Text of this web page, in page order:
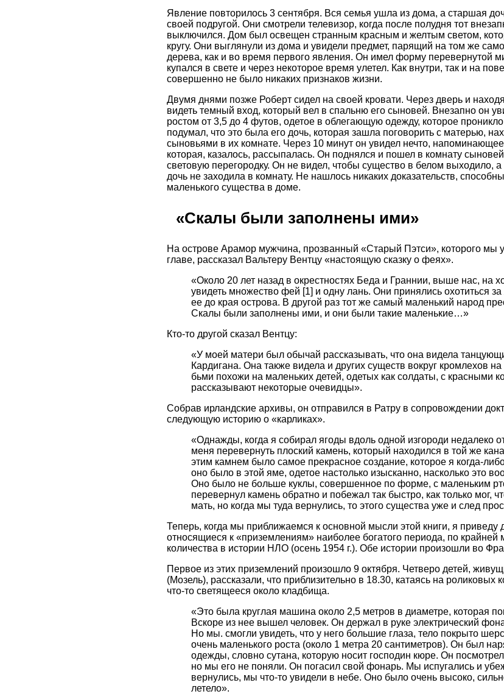
Явление повторилось 3 сентября. Вся семья ушла из дома, а старшая
своей подругой. Они смотрели телевизор, когда после полудня тот
выключился. Дом был освещен странным красным и желтым светом,
кругу. Они выглянули из дома и увидели предмет, парящий на том же
дерева, как и во время первого явления. Он имел форму перевернутой
купался в свете и через некоторое время улетел. Как внутри, так и на
совершенно не было никаких признаков жизни.
Двумя днями позже Роберт сидел на своей кровати. Через дверь и
видеть темный вход, который вел в спальню его сыновей. Внезапно он
ростом от 3,5 до 4 футов, одетое в облегающую одежду, которое
подумал, что это была его дочь, которая зашла поговорить с матерью,
сыновьями в их комнате. Через 10 минут он увидел нечто, напоминающее
которая, казалось, рассыпалась. Он поднялся и пошел в комнату
световую перегородку. Он не видел, чтобы существо в белом выходило, а
дочь не заходила в комнату. Не нашлось никаких доказательств,
маленького существа в доме.
«Скалы были заполнены ими»
На острове Арамор мужчина, прозванный «Старый Пэтси», которого мы
главе, рассказал Вальтеру Вентцу «настоящую сказку о феях».
«Около 20 лет назад в окрестностях Беда и Граннии, выше нас, на
увидеть множество фей [1] и одну лань. Они принялись охотиться
ее до края острова. В другой раз тот же самый маленький народ
Скалы были заполнены ими, и они были такие маленькие…»
Кто-то другой сказал Вентцу:
«У моей матери был обычай рассказывать, что она видела
Кардигана. Она также видела и других существ вокруг кромлехов
бьми похожи на маленьких детей, одетых как солдаты, с красными
рассказывают некоторые очевидцы».
Собрав ирландские архивы, он отправился в Ратру в сопровождении
следующую историю о «карликах».
«Однажды, когда я собирал ягоды вдоль одной изгороди недалеко
меня перевернуть плоский камень, который находился в той же
этим камнем было самое прекрасное создание, которое я когда-
оно было в этой яме, одетое настолько изысканно, насколько это
Оно было не больше куклы, совершенное по форме, с маленьким
перевернул камень обратно и побежал так быстро, как только мог,
мать, но когда мы туда вернулись, то этого существа уже и след
Теперь, когда мы приближаемся к основной мысли этой книги, я приведу
относящиеся к «приземлениям» наиболее богатого периода, по крайней
количества в истории НЛО (осень 1954 г.). Обе истории произошли во
Первое из этих приземлений произошло 9 октября. Четверо детей,
(Мозель), рассказали, что приблизительно в 18.30, катаясь на роликовых
что-то светящееся около кладбища.
«Это была круглая машина около 2,5 метров в диаметре, которая
Вскоре из нее вышел человек. Он держал в руке электрический
Но мы. смогли увидеть, что у него большие глаза, тело покрыто
очень маленького роста (около 1 метра 20 сантиметров). Он был
одежды, словно сутана, которую носит господин кюре. Он посмотрел
но мы его не поняли. Он погасил свой фонарь. Мы испугались и
вернулись, мы что-то увидели в небе. Оно было очень высоко,
летело».